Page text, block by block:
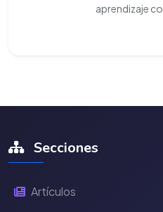
aprendizaje
Secciones
Artículos